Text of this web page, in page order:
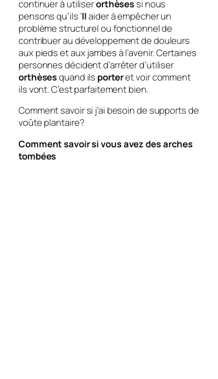
continuer à utiliserorthèsessi nous
pensons qu’ils ‘llaider à empêcher un
problème structurel ou fonctionnel de
contribuer au développement de douleurs
aux pieds et aux jambes à l’avenir. Certaines
personnes décident d’arrêter d’utiliser
orthèsesquand ils porteret voir comment
ils vont. C’est parfaitement bien.
Comment savoir si j’ai besoin de supports de
voûte plantaire?
Comment savoir si vous avez des arches
tombées